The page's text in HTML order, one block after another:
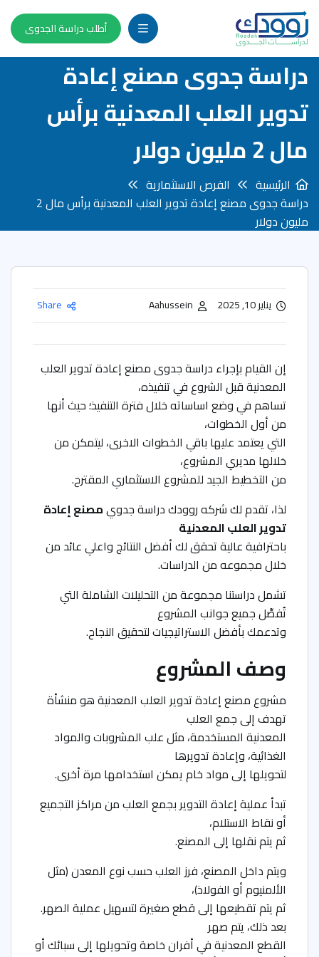
أطلب دراسة الجدوى
دراسة جدوى مصنع إعادة
تدوير العلب المعدنية برأس
مال 2 مليون دولار
الرئيسية
الفرص الاستثمارية
دراسة جدوى مصنع إعادة تدوير العلب المعدنية برأس مال 2
مليون دولار
يناير 10, 2025 Aahussein
Share
إن القيام بإجراء دراسة جدوى مصنع إعادة تدوير العلب
المعدنية قبل الشروع في تنفيذه،
تساهم في وضع اساساته خلال فترة التنفيذ؛ حيث أنها
من أول الخطوات،
التي يعتمد عليها باقي الخطوات الاخرى، ليتمكن من
خلالها مديري المشروع،
من التخطيط الجيد للمشروع الاستثماري المقترح.
لذا، تقدم لك شركه روودك دراسة جدويمصنع إعادة
تدوير العلب المعدنية
باحترافية عالية تحقق لك أفضل النتائج واعلي عائد من
خلال مجموعه من الدراسات.
تشمل دراستنا مجموعة من التحليلات الشاملة التي
تُفصِّل جميع جوانب المشروع
وتدعمك بأفضل الاستراتيجيات لتحقيق النجاح.
وصف المشروع
مشروع مصنع إعادة تدوير العلب المعدنية هو منشأة
تهدف إلى جمع العلب
المعدنية المستخدمة، مثل علب المشروبات والمواد
الغذائية، وإعادة تدويرها
لتحويلها إلى مواد خام يمكن استخدامها مرة أخرى.
تبدأ عملية إعادة التدوير بجمع العلب من مراكز التجميع
أو نقاط الاستلام،
ثم يتم نقلها إلى المصنع.
ويتم داخل المصنع، فرز العلب حسب نوع المعدن (مثل
الألمنيوم أو الفولاذ)،
ثم يتم تقطيعها إلى قطع صغيرة لتسهيل عملية الصهر.
بعد ذلك، يتم صهر
القطع المعدنية في أفران خاصة وتحويلها إلى سبائك أو